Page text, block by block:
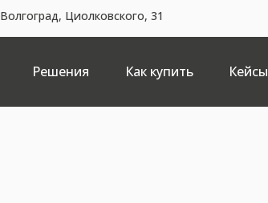
Волгоград, Циолковского, 31
Решения Как купить Кейсы